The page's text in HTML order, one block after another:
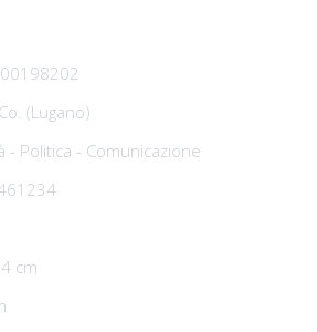
(Lugano)
- Politica - Comunicazione
cm